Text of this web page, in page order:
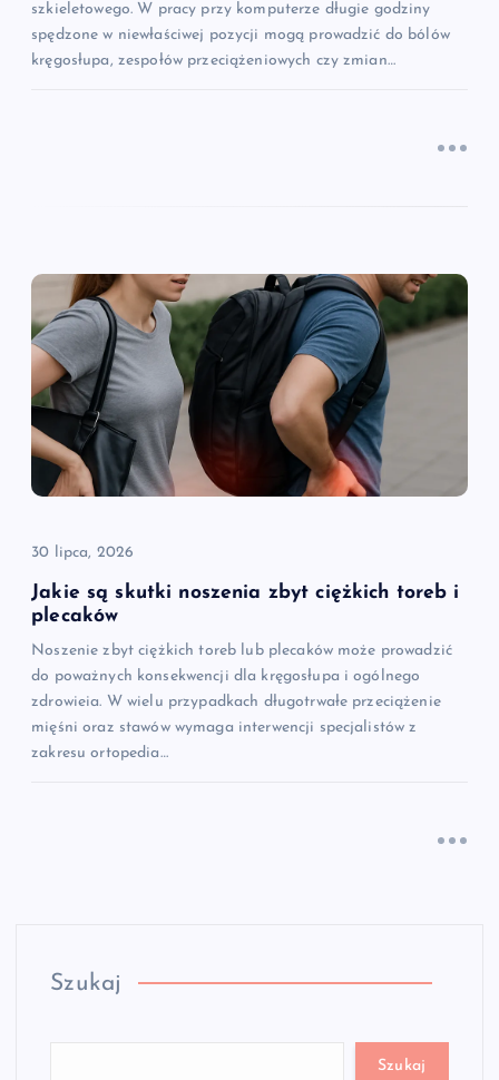
szkieletowego. W pracy przy komputerze długie godziny
spędzone w niewłaściwej pozycji mogą prowadzić do bólów
kręgosłupa, zespołów przeciążeniowych czy zmian…
30 lipca, 2026
Jakie są skutki noszenia zbyt ciężkich toreb i
plecaków
Noszenie zbyt ciężkich toreb lub plecaków może prowadzić
do poważnych konsekwencji dla kręgosłupa i ogólnego
zdrowieia. W wielu przypadkach długotrwałe przeciążenie
mięśni oraz stawów wymaga interwencji specjalistów z
zakresu ortopedia…
Szukaj
Szukaj